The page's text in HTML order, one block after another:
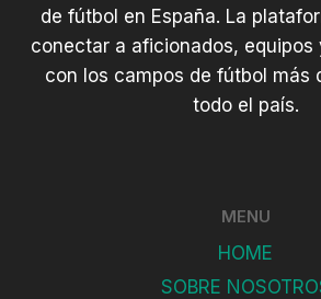
de fútbol en España. La
conectar a aficionados, equipos
con los campos de fútbol más
todo el país.
MENU
HOME
SOBRE